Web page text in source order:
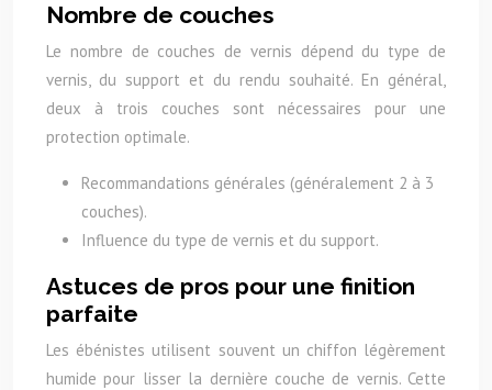
Nombre de couches
Le nombre de couches de vernis dépend du type de
vernis, du support et du rendu souhaité. En général,
deux à trois couches sont nécessaires pour une
protection optimale.
Recommandations générales (généralement 2 à 3
couches).
Influence du type de vernis et du support.
Astuces de pros pour une finition
parfaite
Les ébénistes utilisent souvent un chiffon légèrement
humide pour lisser la dernière couche de vernis. Cette